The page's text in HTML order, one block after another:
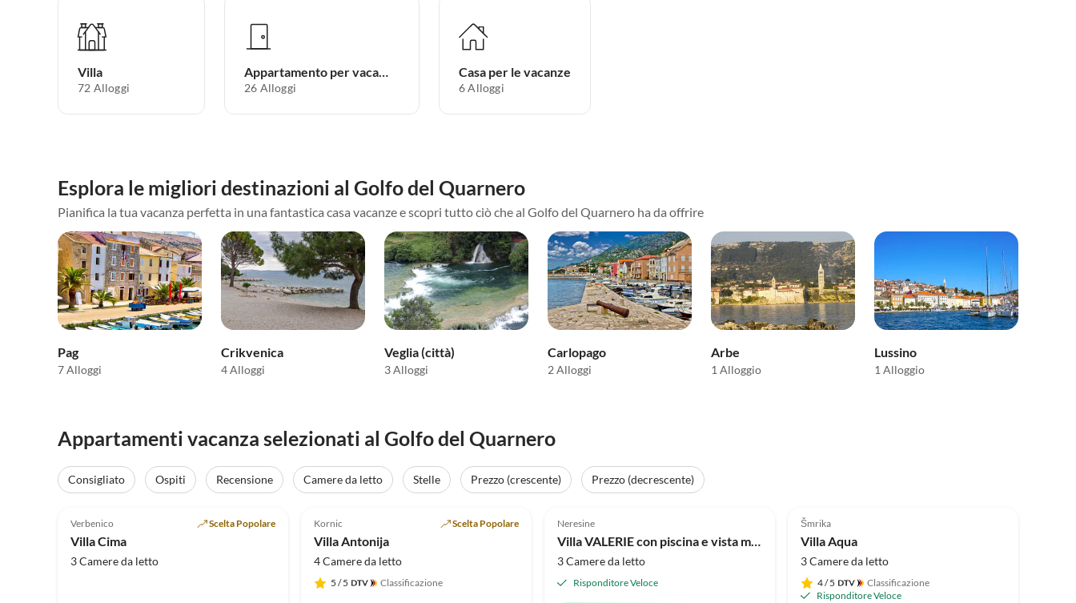
Villa
72 Alloggi
Appartamento per vacanze
26 Alloggi
Casa per le vacanze
6 Alloggi
Esplora le migliori destinazioni al Golfo del Quarnero
Pianifica la tua vacanza perfetta in una fantastica casa vacanze e scopri tutto ciò che al Golfo del Quarnero ha da offrire
Pag
7 Alloggi
Crikvenica
4 Alloggi
Veglia (città)
3 Alloggi
Carlopago
2 Alloggi
Arbe
1 Alloggio
Lussino
1 Alloggio
Appartamenti vacanza selezionati al Golfo del Quarnero
Consigliato Ospiti Recensione Camere da letto Stelle Prezzo (crescente) Prezzo (decrescente)
Annuncio in
Alto
Verbenico Scelta Popolare
Villa Cima
3 Camere da letto
Annuncio in
Alto
Kornic Scelta Popolare
Villa Antonija
4 Camere da letto
5 / 5 Classificazione
Neresine
Villa VALERIE con piscina e vista mare vicino alla spiaggia
3 Camere da letto
Risponditore Veloce
Šmrika
Villa Aqua
3 Camere da letto
4/ 5
Classificazione
Risponditore Veloce